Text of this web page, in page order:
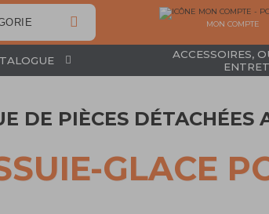
MON COMPTE
ACCESSOIRES,
DE PIÈCES DÉTACHÉES
GLACE